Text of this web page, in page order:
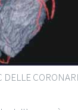
DELLE